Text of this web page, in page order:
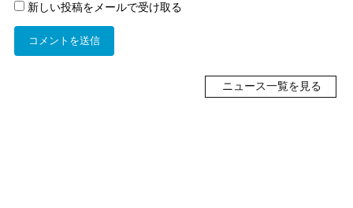
新しい投稿をメールで受け取る
ニュース一覧を見る